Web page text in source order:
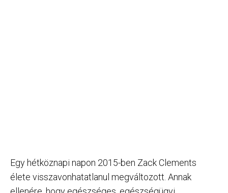
Egy hétköznapi napon 2015-ben Zack Clements
élete visszavonhatatlanul megváltozott. Annak